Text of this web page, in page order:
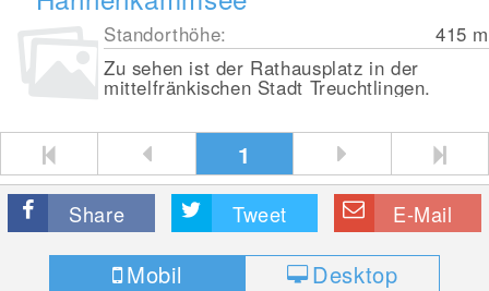
Standorthöhe: 415 m
Zu sehen ist der Rathausplatz in der
mittelfränkischen Stadt Treuchtlingen.
1
Share Tweet E-Mail
Mobil Desktop